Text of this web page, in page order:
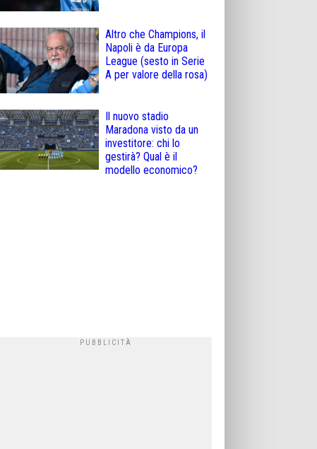
Altro che Champions, il
Napoli è da Europa
League (sesto in Serie
A per valore della rosa)
Il nuovo stadio
Maradona visto da un
investitore: chi lo
gestirà? Qual è il
modello economico?